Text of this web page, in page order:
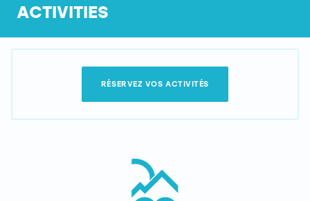
ACTIVITIES
RÉSERVEZ VOS ACTIVITÉS